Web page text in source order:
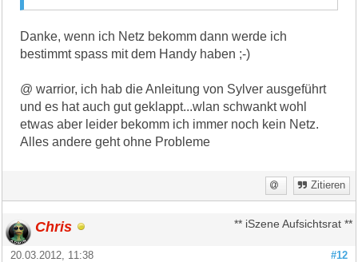
Danke, wenn ich Netz bekomm dann werde ich
bestimmt spass mit dem Handy haben ;-)
@ warrior, ich hab die Anleitung von Sylver ausgeführt
und es hat auch gut geklappt...wlan schwankt wohl
etwas aber leider bekomm ich immer noch kein Netz.
Alles andere geht ohne Probleme
Zitieren
Chris ** iSzene Aufsichtsrat **
#12
20.03.2012, 11:38